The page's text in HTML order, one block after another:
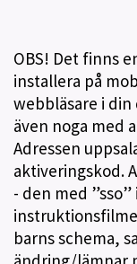
OBS! Det finns
installera på
webbläsare i
även noga med
Adressen
aktiveringskod.
- den med
barns schema,